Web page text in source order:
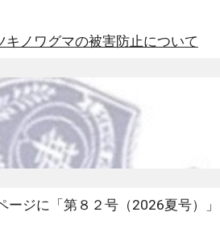
キノワグマの被害防止について
ージに「第８２号（2026夏号）